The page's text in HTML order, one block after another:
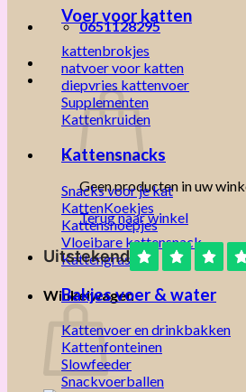
0651128295
Geen producten in uw
Terug naar winkel
Winkelwagen
Voer voor katten
kattenbrokjes
natvoer voor katten
diepvries kattenvoer
Supplementen
Kattenkruiden
Kattensnacks
Snacks voor je kat
KattenKoekjes
Kattensnoepjes
Vloeibare kattensnack
Kattengras
Bakjes voer & water
Kattenvoer en drinkbakken
Kattenfonteinen
Slowfeeder
Snackvoerballen